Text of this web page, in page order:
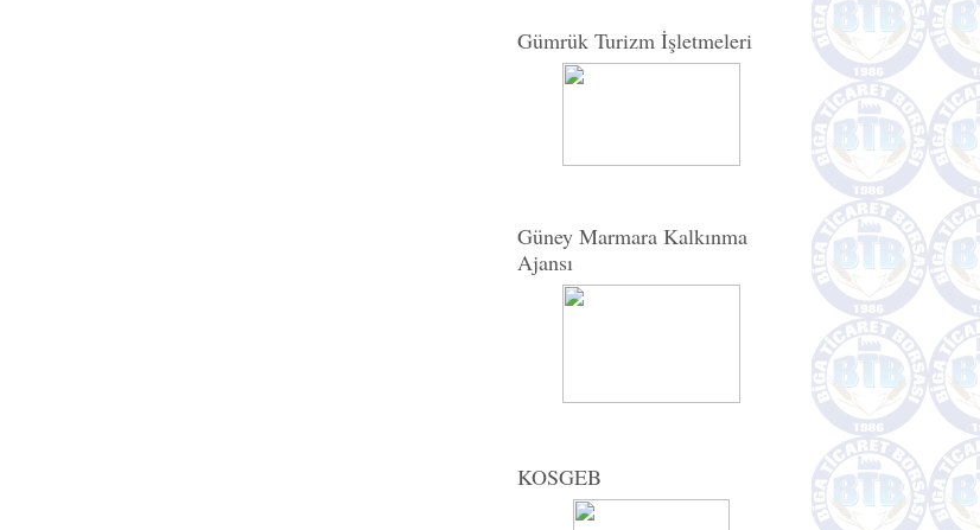
Gümrük Turizm İşletmeleri
Güney Marmara Kalkınma
Ajansı
KOSGEB